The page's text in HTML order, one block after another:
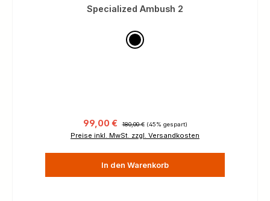
Specialized Ambush 2
Verkaufspreis:
99,00 € Regulärer Preis:
180,00 € (45% gespart)
Preise inkl. MwSt. zzgl. Versandkosten
In den Warenkorb